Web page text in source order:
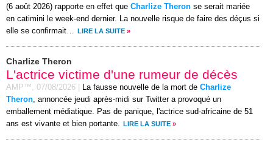
(6 août 2026) rapporte en effet que Charlize Theron se serait mariée
en catimini le week-end dernier. La nouvelle risque de faire des déçus si
elle se confirmait…
LIRE LA SUITE »
Charlize Theron
L'actrice victime d'une rumeur de décès
AMP™, 07/08/2026 La fausse nouvelle de la mort de Charlize
Theron, annoncée jeudi après-midi sur Twitter a provoqué un
emballement médiatique. Pas de panique, l'actrice sud-africaine de 51
ans est vivante et bien portante.
LIRE LA SUITE »